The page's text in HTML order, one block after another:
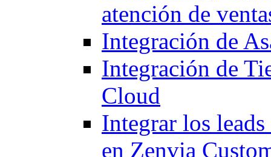
atención de
Integración de
Integración de
Cloud
Integrar los
en Zenvia